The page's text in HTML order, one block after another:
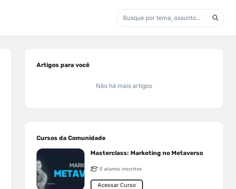
Artigos para você
Não há mais artigos
Cursos da Comunidade
Masterclass: Marketing no Metaverso
0 alunos inscritos
Acessar Curso